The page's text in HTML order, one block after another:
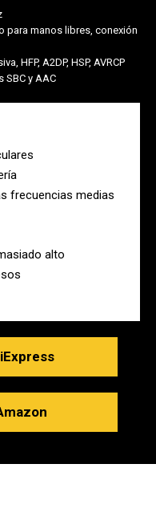
para manos libres, conexión
HFP, A2DP, HSP, AVRCP
SBC y AAC
frecuencias medias
alto